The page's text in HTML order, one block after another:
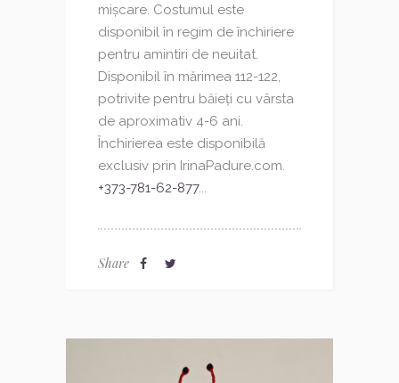
mișcare. Costumul este
disponibil în regim de închiriere
pentru amintiri de neuitat.
Disponibil în mărimea 112-122,
potrivite pentru băieți cu vârsta
de aproximativ 4-6 ani.
Închirierea este disponibilă
exclusiv prin IrinaPadure.com.
+373-781-62-877...
Share